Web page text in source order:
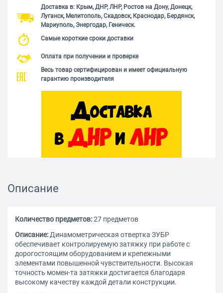
Доставка в: Крым, ДНР, ЛНР, Ростов на Дону, Донецк,
Луганск, Мелитополь, Скадовск, Краснодар, Бердянск,
Мариуполь, Энергодар, Геническ.
Самые короткие сроки доставки
Оплата при получении и проверке
Весь товар сертифицирован и имеет официальную
гарантию производителя
Описание
Количество предметов:27 предметов
Описание:Динамометрическая отвертка ЗУБР 
обеспечивает контролируемую затяжку при работе с
дорогостоящим оборудованием и крепежными
элементами повышенной чувствительности. Высокая
точность момен-та затяжки достигается благодаря
высокому качеству каждой детали конструкции.